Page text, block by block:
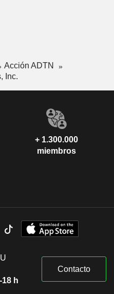
Acción ADTN
Inc.
+ 1.300.000
miembros
18 h
Contacto